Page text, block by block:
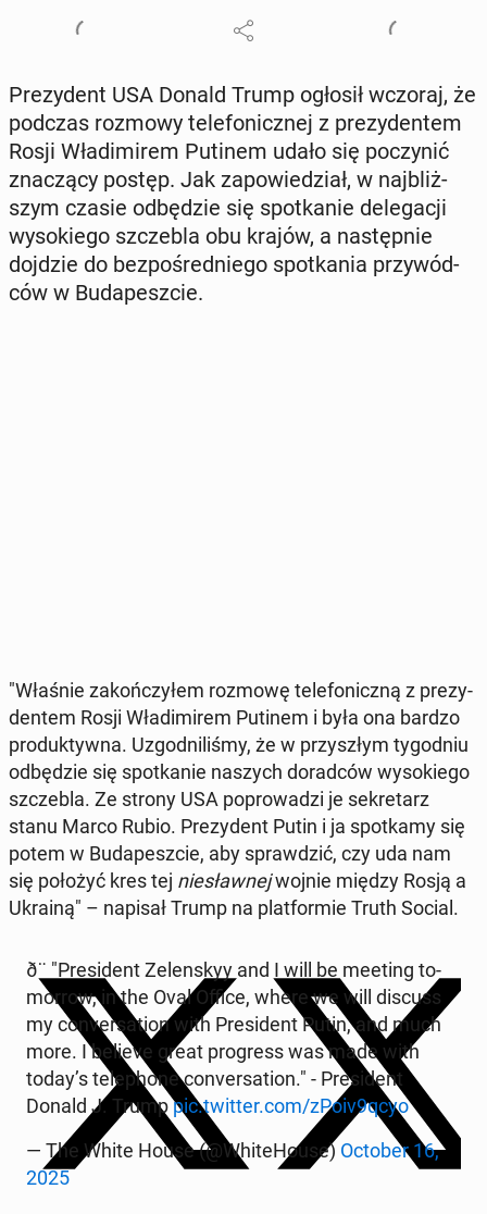
Pre­zy­dent USA Donald Trump ogłosił wczoraj, że
podczas rozmowy te­le­fo­nicz­nej z pre­zy­den­tem
Rosji Wła­di­mi­rem Putinem udało się po­czy­nić
zna­czą­cy postęp. Jak za­po­wie­dział, w naj­bliż­
szym czasie od­bę­dzie się spo­tka­nie de­le­ga­cji
wy­so­kie­go szcze­bla obu krajów, a na­stęp­nie
dojdzie do bez­po­śred­nie­go spo­tka­nia przy­wód­
ców w Bu­da­pesz­cie.
"Właśnie za­koń­czy­łem rozmowę te­le­fo­nicz­ną z pre­zy­
den­tem Rosji Wła­di­mi­rem Putinem i była ona bardzo
pro­duk­tyw­na. Uzgod­ni­li­śmy, że w przy­szłym ty­go­dniu
od­bę­dzie się spo­tka­nie naszych do­rad­ców wy­so­kie­go
szcze­bla. Ze strony USA po­pro­wa­dzi je se­kre­tarz
stanu Marco Rubio. Pre­zy­dent Putin i ja spo­tka­my się
potem w Bu­da­pesz­cie, aby spraw­dzić, czy uda nam
się położyć kres tej nie­sław­nejwojnie między Rosją a
Ukrainą" – napisał Trump na plat­for­mie Truth Social.
ð¨ "Pre­si­dent Ze­len­skyy and I will be meeting to­
mor­row, in the Oval Office, where we will discuss
my co­nver­sa­tion with Pre­si­dent Putin, and much
more. I believe great pro­gress was made with
today’s te­le­pho­ne co­nver­sa­tion." - Pre­si­dent
Donald J. Trumppic.twitter.com/zPoiv9qcyo
— The White House (@Whi­te­Ho­use) October 16,
2025